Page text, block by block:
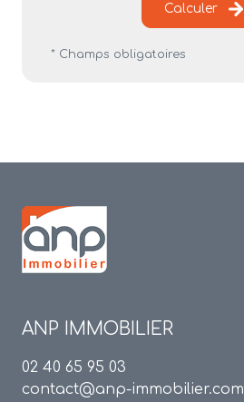
Calculer
* Champs obligatoires
ANP IMMOBILIER
02 40 65 95 03
contact@anp-immobilier.com